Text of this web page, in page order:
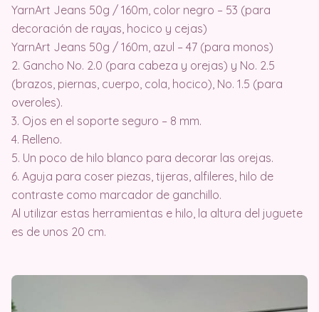
YarnArt Jeans 50g / 160m, color negro – 53 (para
decoración de rayas, hocico y cejas)
YarnArt Jeans 50g / 160m, azul – 47 (para monos)
2. Gancho No. 2.0 (para cabeza y orejas) y No. 2.5
(brazos, piernas, cuerpo, cola, hocico), No. 1.5 (para
overoles).
3. Ojos en el soporte seguro – 8 mm.
4. Relleno.
5. Un poco de hilo blanco para decorar las orejas.
6. Aguja para coser piezas, tijeras, alfileres, hilo de
contraste como marcador de ganchillo.
Al utilizar estas herramientas e hilo, la altura del juguete
es de unos 20 cm.